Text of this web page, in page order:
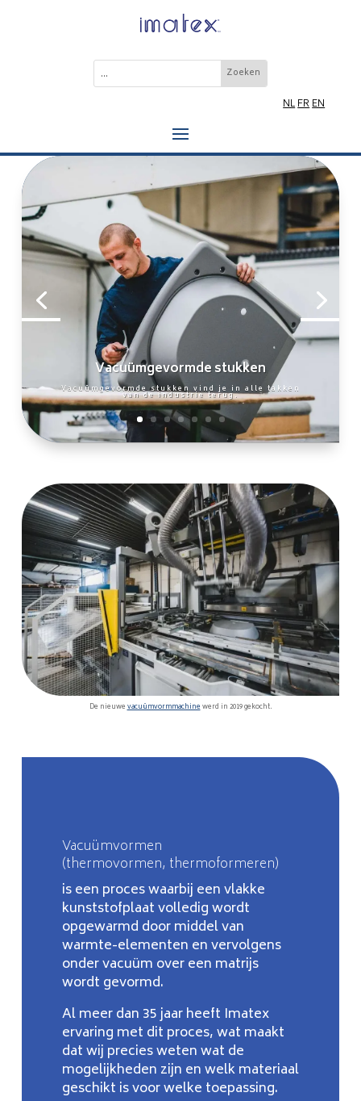
NLFREN
Vacuümgevormde stukken
Vacuümgevormde stukken vind je in alle takken
van de industrie terug.
De nieuwe vacuümvormmachine werd in 2019 gekocht.
Vacuümvormen
(thermovormen, thermoformeren)
is een proces waarbij een vlakke
kunststofplaat volledig wordt
opgewarmd door middel van
warmte-elementen en vervolgens
onder vacuüm over een matrijs
wordt gevormd.
Al meer dan 35 jaar heeft Imatex
ervaring met dit proces, wat maakt
dat wij precies weten wat de
mogelijkheden zijn en welk materiaal
geschikt is voor welke toepassing.